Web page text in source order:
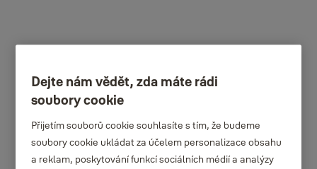
Dejte nám vědět, zda máte rádi
soubory cookie
Přijetím souborů cookie souhlasíte s tím, že budeme
soubory cookie ukládat za účelem personalizace obsahu
a reklam, poskytování funkcí sociálních médií a analýzy